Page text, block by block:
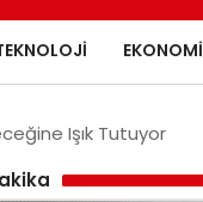
EKONOMI
Işık Tutuyor